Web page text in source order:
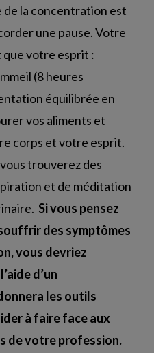
de la concentration est
une pause.Votre
que votre esprit :
(8 heures
équilibrée en
vos aliments et
corps et votre esprit.
vous trouverez des
et de méditation
Si vous pensez
des symptômes
vous devriez
d’un
les outils
à faire face aux
de votre profession.